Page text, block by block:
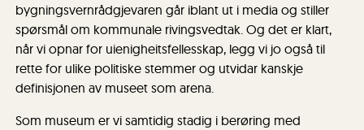
bygningsvernrådgjevaren går iblant ut i media og stiller
spørsmål om kommunale rivingsvedtak. Og det er klart,
når vi opnar for uienigheitsfellesskap, legg vi jo også til
rette for ulike politiske stemmer og utvidar kanskje
definisjonen av museet som arena.
Som museum er vi samtidig stadig i berøring med